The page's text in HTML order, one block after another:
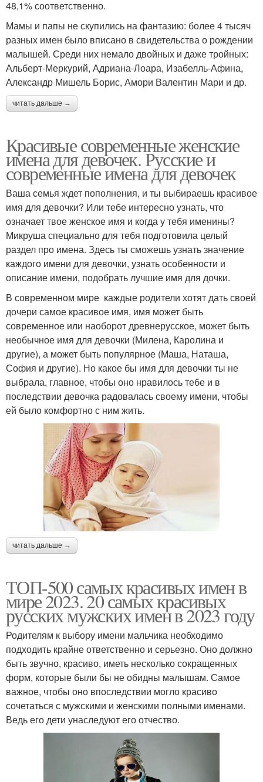
48,1% соответственно.
Мамы и папы не скупились на фантазию: более 4 тысяч
разных имен было вписано в свидетельства о рождении
малышей. Среди них немало двойных и даже тройных:
Альберт-Меркурий, Адриана-Лоара, Изабелль-Афина,
Александр Мишель Борис, Амори Валентин Мари и др.
читать дальше →
Красивые современные женские
имена для девочек. Русские и
современные имена для девочек
Ваша семья ждет пополнения, и ты выбираешь красивое
имя для девочки? Или тебе интересно узнать, что
означает твое женское имя и когда у тебя именины?
Микруша специально для тебя подготовила целый
раздел про имена. Здесь ты сможешь узнать значение
каждого имени для девочки, узнать особенности и
описание имени, подобрать лучшие имя для дочки.
В современном мире каждые родители хотят дать своей
дочери самое красивое имя, имя может быть
современное или наоборот древнерусское, может быть
необычное имя для девочки (Милена, Каролина и
другие), а может быть популярное (Маша, Наташа,
София и другие). Но какое бы имя для девочки ты не
выбрала, главное, чтобы оно нравилось тебе и в
последствии девочка радовалась своему имени, чтобы
ей было комфортно с ним жить.
читать дальше →
ТОП-500 самых красивых имен в
мире 2023. 20 самых красивых
русских мужских имен в 2023 году
Родителям к выбору имени мальчика необходимо
подходить крайне ответственно и серьезно. Оно должно
быть звучно, красиво, иметь несколько сокращенных
форм, которые были бы не обидны малышам. Самое
важное, чтобы оно впоследствии могло красиво
сочетаться с мужскими и женскими полными именами.
Ведь его дети унаследуют его отчество.